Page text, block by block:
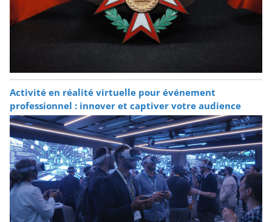
Activité en réalité virtuelle pour événement
professionnel : innover et captiver votre audience